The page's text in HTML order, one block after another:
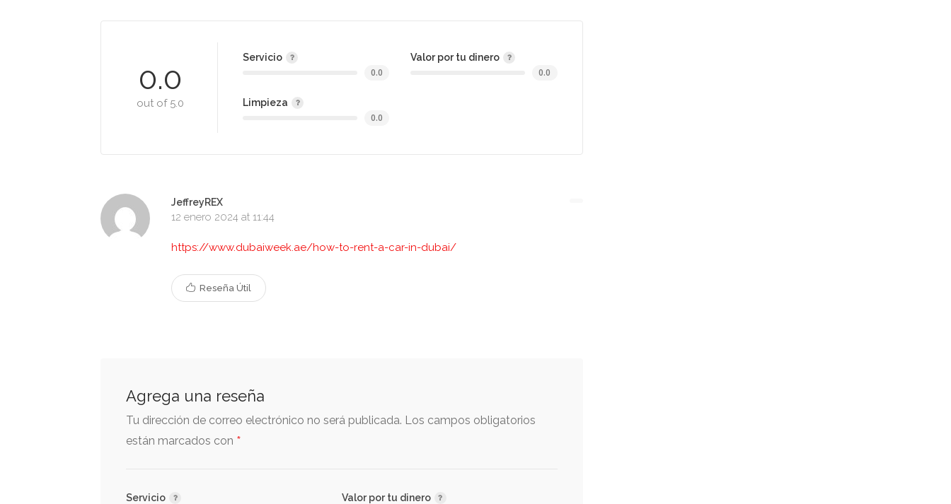
0.0
out of 5.0
Servicio
0.0
Valor por tu dinero
0.0
Limpieza
0.0
JeffreyREX
12 enero 2024 at 11:44
https://www.dubaiweek.ae/how-to-rent-a-car-in-dubai/
Reseña Útil
Agrega una reseña
Tu dirección de correo electrónico no será publicada. Los campos obligatorios
están marcados con *
Servicio Valor por tu dinero